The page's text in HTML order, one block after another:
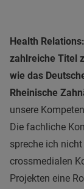
Health
zahlreiche Titel
wie das
Rheinische
unsere
Die fachliche
spreche ich
crossmedialen
Projekten eine